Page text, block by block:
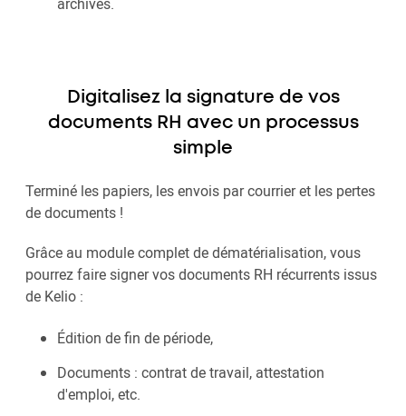
Digitalisez la signature de vos
documents RH avec un processus
simple
Terminé les papiers, les envois par courrier et les pertes
de documents !
Grâce au module complet de dématérialisation, vous
pourrez faire signer vos documents RH récurrents issus
de Kelio :
Édition de fin de période,
Documents : contrat de travail, attestation
d'emploi, etc.